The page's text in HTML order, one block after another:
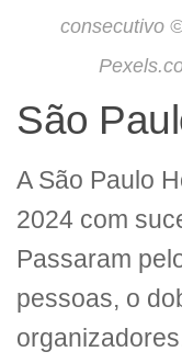
consecutivo
São
A São Paulo
2024 com
Passaram
pessoas, o